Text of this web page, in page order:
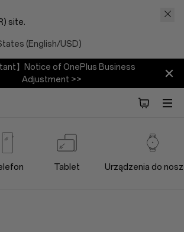
site.
(English/USD)
】Notice of OnePlus Business
Adjustment >>
Tablet Urządzenia do